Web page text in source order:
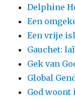
Delphine
Een
Een vrije
Gauchet:
Gek van
Global
God woont